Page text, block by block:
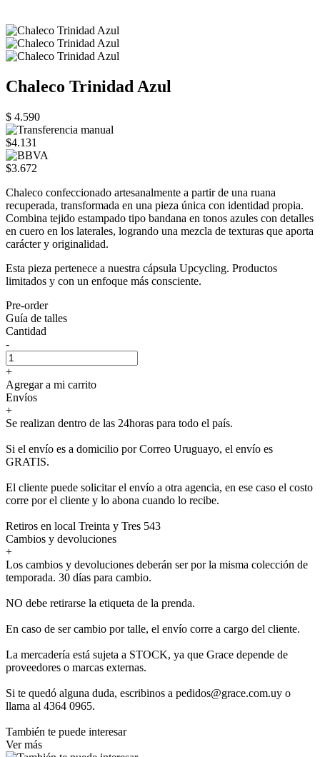
Chaleco Trinidad Azul
$ 4.590
$4.131
$3.672
Chaleco confeccionado artesanalmente a partir de una ruana
recuperada, transformada en una pieza única con identidad propia.
Combina tejido estampado tipo bandana en tonos azules con detalles
en cuero en los laterales, logrando una mezcla de texturas que aporta
carácter y originalidad.
Esta pieza pertenece a nuestra cápsula Upcycling. Productos
limitados y con un enfoque más consciente.
Pre-order
Guía de talles
Cantidad
-
+
Agregar a mi carrito
Envíos
+
Se realizan dentro de las 24horas para todo el país.
Si el envío es a domicilio por Correo Uruguayo, el envío es
GRATIS.
El cliente puede solicitar el envío a otra agencia, en ese caso el costo
corre por el cliente y lo abona cuando lo recibe.
Retiros en local Treinta y Tres 543
Cambios y devoluciones
+
Los cambios y devoluciones deberán ser por la misma colección de
temporada. 30 días para cambio.
NO debe retirarse la etiqueta de la prenda.
En caso de ser cambio por talle, el envío corre a cargo del cliente.
La mercadería está sujeta a STOCK, ya que Grace depende de
proveedores o marcas externas.
Si te quedó alguna duda, escribinos a pedidos@grace.com.uy o
llama al 4364 0965.
También te puede interesar
Ver más